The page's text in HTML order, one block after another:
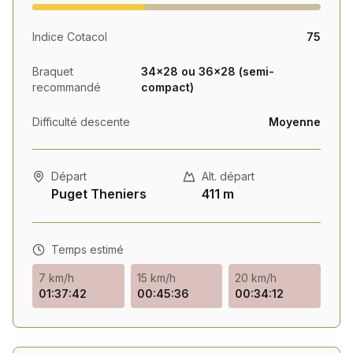
Indice Cotacol 75
Braquet
recommandé
34×28 ou 36×28 (semi-
compact)
Difficulté descente Moyenne
Départ
Puget Theniers
Alt. départ
411 m
Temps estimé
7 km/h
01:37:42
15 km/h
00:45:36
20 km/h
00:34:12